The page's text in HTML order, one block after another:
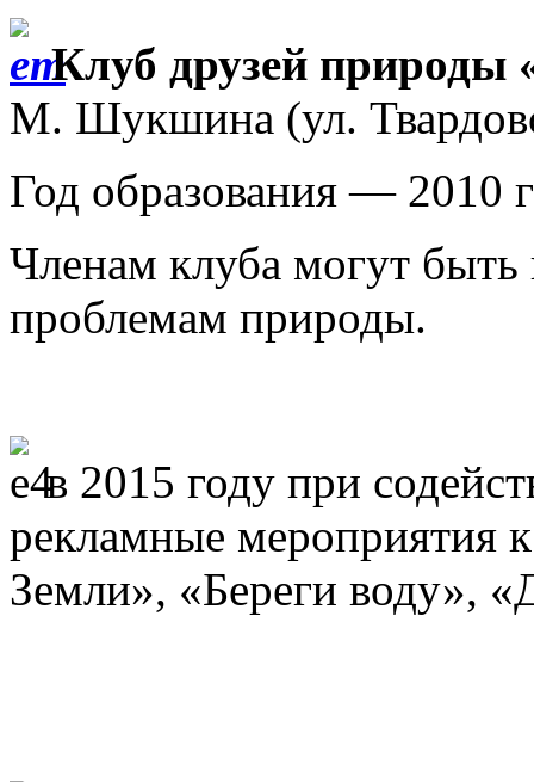
Клуб друзей
М. Шукшина (ул.
Год образования — 2010
Членам клуба могут быть
проблемам природы.
в 2015 году при
рекламные мероприятия
Земли», «Береги воду»,